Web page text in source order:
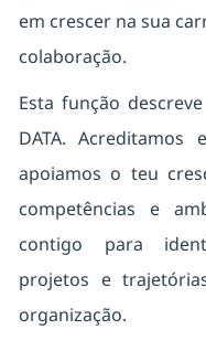
em crescer na sua
colaboração.
Esta função
DATA.
apoiamos o teu
competências e
contigo para
projetos e
organização.